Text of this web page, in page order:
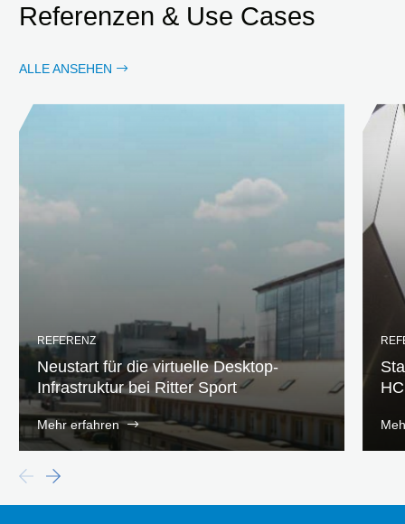
Referenzen & Use Cases
ALLE ANSEHEN
REFERENZ
Neustart für die virtuelle Desktop-
Infrastruktur bei Ritter Sport
Mehr erfahren